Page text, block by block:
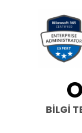
BİLGİ